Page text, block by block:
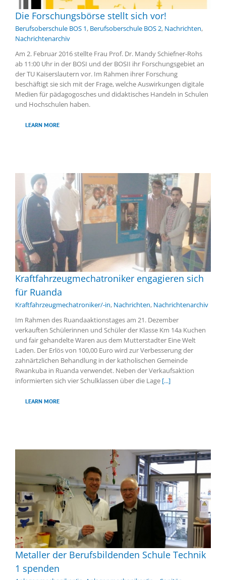
Die Forschungsbörse stellt sich vor!
Berufsoberschule BOS 1, Berufsoberschule BOS 2, Nachrichten,
Nachrichtenarchiv
Am 2. Februar 2016 stellte Frau Prof. Dr. Mandy Schiefner-Rohs
ab 11:00 Uhr in der BOSI und der BOSII ihr Forschungsgebiet an
der TU Kaiserslautern vor. Im Rahmen ihrer Forschung
beschäftigt sie sich mit der Frage, welche Auswirkungen digitale
Medien für pädagogosches und didaktisches Handeln in Schulen
und Hochschulen haben.
LEARN MORE
Kraftfahrzeugmechatroniker engagieren sich
für Ruanda
Kraftfahrzeugmechatroniker/-in, Nachrichten, Nachrichtenarchiv
Im Rahmen des Ruandaaktionstages am 21. Dezember
verkauften Schülerinnen und Schüler der Klasse Km 14a Kuchen
und fair gehandelte Waren aus dem Mutterstadter Eine Welt
Laden. Der Erlös von 100,00 Euro wird zur Verbesserung der
zahnärtzlichen Behandlung in der katholischen Gemeinde
Rwankuba in Ruanda verwendet. Neben der Verkaufsaktion
informierten sich vier Schulklassen über die Lage [...]
LEARN MORE
Metaller der Berufsbildenden Schule Technik
1 spenden